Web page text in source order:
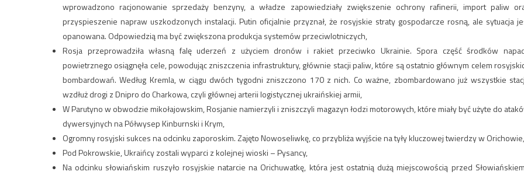
wprowadzono racjonowanie sprzedaży benzyny, a władze zapowiedziały zwiększenie ochrony rafinerii, import paliw
przyspieszenie napraw uszkodzonych instalacji. Putin oficjalnie przyznał, że rosyjskie straty gospodarcze rosną, ale sytuacja
opanowana. Odpowiedzią ma być zwiększona produkcja systemów przeciwlotniczych,
Rosja przeprowadziła własną falę uderzeń z użyciem dronów i rakiet przeciwko Ukrainie. Spora część środków
powietrznego osiągnęła cele, powodując zniszczenia infrastruktury, głównie stacji paliw, które są ostatnio głównym celem
bombardowań. Według Kremla, w ciągu dwóch tygodni zniszczono 170 z nich. Co ważne, zbombardowano już wszystkie
wzdłuż drogi z Dnipro do Charkowa, czyli głównej arterii logistycznej ukraińskiej armii,
W Parutyno w obwodzie mikołajowskim, Rosjanie namierzyli i zniszczyli magazyn łodzi motorowych, które miały być użyte do
dywersyjnych na Półwysep Kinburnski i Krym,
Ogromny rosyjski sukces na odcinku zaporoskim. Zajęto Nowoseliwkę, co przybliża wyjście na tyły kluczowej twierdzy w Orichowie,
Pod Pokrowskie, Ukraińcy zostali wyparci z kolejnej wioski – Pysancy,
Na odcinku słowiańskim ruszyło rosyjskie natarcie na Orichuwatkę, która jest ostatnią dużą miejscowością przed